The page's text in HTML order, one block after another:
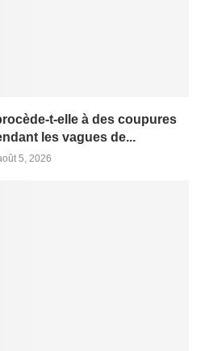
t-elle à des coupures
les vagues de...
5, 2026